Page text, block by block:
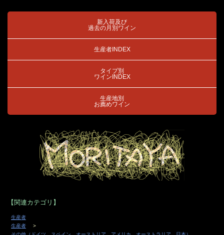
新入荷及び
過去の月別ワイン
生産者INDEX
タイプ別
ワインINDEX
生産地別
お薦めワイン
【関連カテゴリ】
生産者
生産者